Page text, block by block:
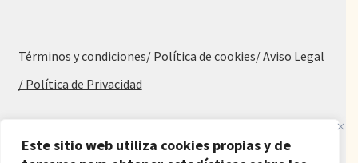
Este sitio web utiliza cookies propias y de
Términos y condiciones/ Política de cookies/ Aviso Legal
/ Política de Privacidad